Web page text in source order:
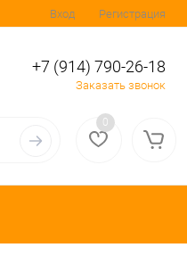
Вход Регистрация
+7 (914) 790-26-18
Заказать звонок
0